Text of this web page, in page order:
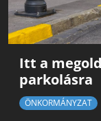
Itt a
parkolásra
ÖNKORMÁNYZAT